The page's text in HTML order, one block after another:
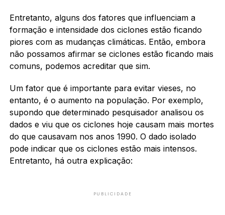
Entretanto, alguns dos fatores que influenciam a
formação e intensidade dos ciclones estão ficando
piores com as mudanças climáticas. Então, embora
não possamos afirmar se ciclones estão ficando mais
comuns, podemos acreditar que sim.
Um fator que é importante para evitar vieses, no
entanto, é o aumento na população. Por exemplo,
supondo que determinado pesquisador analisou os
dados e viu que os ciclones hoje causam mais mortes
do que causavam nos anos 1990. O dado isolado
pode indicar que os ciclones estão mais intensos.
Entretanto, há outra explicação:
PUBLICIDADE